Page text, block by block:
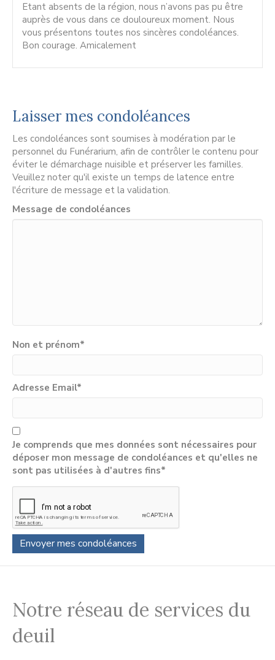
Etant absents de la région, nous n’avons pas pu être
auprès de vous dans ce douloureux moment. Nous
vous présentons toutes nos sincères condoléances.
Bon courage. Amicalement
Laisser mes condoléances
Les condoléances sont soumises à modération par le
personnel du Funérarium, afin de contrôler le contenu pour
éviter le démarchage nuisible et préserver les familles.
Veuillez noter qu'il existe un temps de latence entre
l'écriture de message et la validation.
Message de condoléances
Non et prénom*
Adresse Email*
Je comprends que mes données sont nécessaires pour
déposer mon message de condoléances et qu'elles ne
sont pas utilisées à d'autres fins*
Notre réseau de services du
deuil